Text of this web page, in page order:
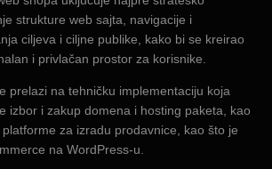
strukture web sajta, navigacije i
ciljeva i ciljne publike, kako bi se kreirao
i privlačan prostor za korisnike.
prelazi na tehničku implementaciju koja
izbor i zakup domena i hosting paketa, kao
platforme za izradu prodavnice, kao što je
na WordPress-u.